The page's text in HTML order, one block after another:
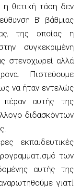
θετική τάση δεν
Β’ βάθμιας
της οποίας η
συγκεκριμένη
στενοχωρεί αλλά
Πιστεύουμε
να ήταν εντελώς
πέραν αυτής της
διδασκόντων
εκπαιδευτικές
των
αυτής της
γιατί